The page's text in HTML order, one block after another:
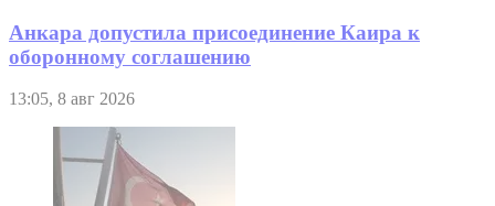
Анкара допустила присоединение Каира к
оборонному соглашению
13:05, 8 авг 2026